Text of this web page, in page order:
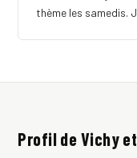
thème les samedis.
Profil de Vichy